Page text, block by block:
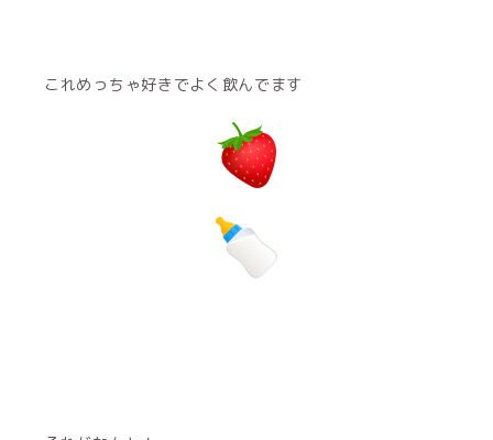
これめっちゃ好きでよく飲んでます